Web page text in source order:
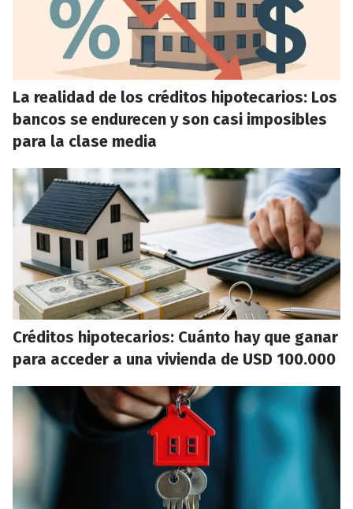
La realidad de los créditos hipotecarios: Los
bancos se endurecen y son casi imposibles
para la clase media
Créditos hipotecarios: Cuánto hay que ganar
para acceder a una vivienda de USD 100.000